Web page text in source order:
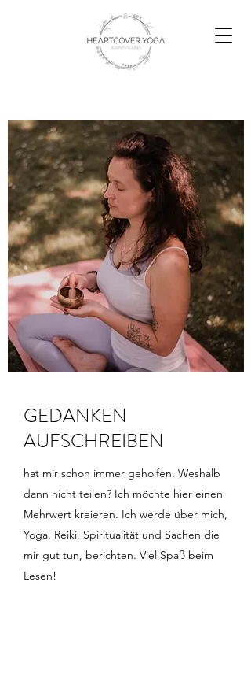
GEDANKEN
AUFSCHREIBEN
hat mir schon immer geholfen. Weshalb
dann nicht teilen? Ich möchte hier einen
Mehrwert kreieren. Ich werde über mich,
Yoga, Reiki, Spiritualität und Sachen die
mir gut tun, berichten. Viel Spaß beim
Lesen!